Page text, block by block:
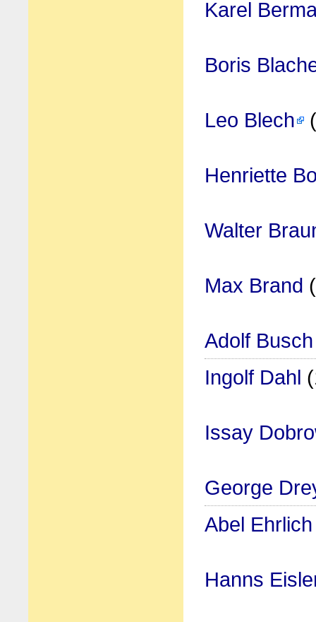
Karel
Boris
Leo Blech
Henriette
Walter
Max Brand
Adolf Busch
Ingolf Dahl
Issay
George
Abel Ehrlich
Hanns